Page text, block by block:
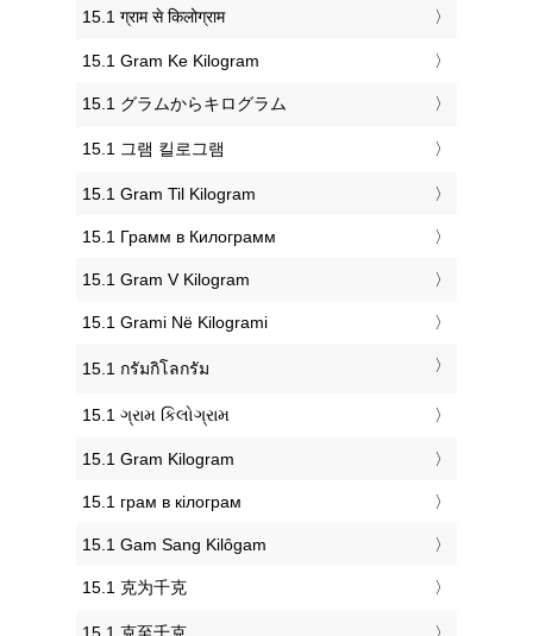
‎15.1 ग्राम से किलोग्राम
‎15.1 Gram Ke Kilogram
‎15.1 グラムからキログラム
‎15.1 그램 킬로그램
‎15.1 Gram Til Kilogram
‎15.1 Грамм в Килограмм
‎15.1 Gram V Kilogram
‎15.1 Grami Në Kilogrami
‎15.1 กรัมกิโลกรัม
‎15.1 ગ્રામ કિલોગ્રામ
‎15.1 Gram Kilogram
‎15.1 грам в кілограм
‎15.1 Gam Sang Kilôgam
‎15.1 克为千克